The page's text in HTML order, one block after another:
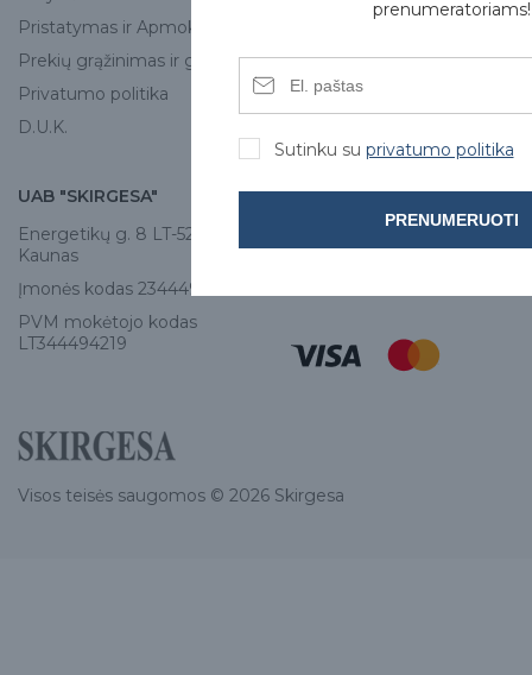
Pristatymas ir Apmokėjimas
Prekių grąžinimas ir garantija
Privatumo politika
D.U.K.
Skirgesa parduotuvės
UAB "SKIRGESA"
Energetikų g. 8 LT-52461,
Kaunas
Įmonės kodas 234449420
PVM mokėtojo kodas
LT344494219
KONTAKTAI
Visos teisės saugomos © 2026 Skirgesa
prenumeratoriams!
Sutinku su privatumo politika
PRENUMERUOTI